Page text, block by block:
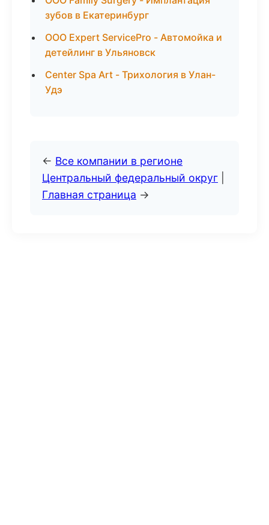
зубов в Екатеринбург
ООО Expert ServicePro - Автомойка и
детейлинг в Ульяновск
Center Spa Art - Трихология в Улан-
Удэ
← Все компании в регионе
Центральный федеральный округ
Главная страница →